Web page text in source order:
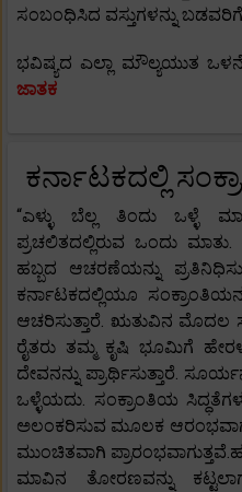
ಸಂಬಂಧಿಸಿದ ವಸ್ತುಗಳನ್ನು
ಭವಿಷ್ಯದ ಎಲ್ಲಾ ಮೌಲ್ಯಯುತ
ಜಾತಕ
ಕರ್ನಾಟಕದಲ್ಲಿ
“ಎಳ್ಳು ಬೆಲ್ಲ ತಿಂದು ಒಳ್ಳೆ
ಪ್ರಚಲಿತದಲ್ಲಿರುವ ಒಂದು
ಹಬ್ಬದ ಆಚರಣೆಯನ್ನು
ಕರ್ನಾಟಕದಲ್ಲಿಯೂ
ಆಚರಿಸುತ್ತಾರೆ. ಋತುವಿನ ಮೊದಲ
ರೈತರು ತಮ್ಮ ಕೃಷಿ ಭೂಮಿಗೆ
ದೇವನನ್ನು ಪ್ರಾರ್ಥಿಸುತ್ತಾರೆ.
ಒಳ್ಳೆಯದು. ಸಂಕ್ರಾಂತಿಯ
ಅಲಂಕರಿಸುವ ಮೂಲಕ
ಮುಂಚಿತವಾಗಿ
ಮಾವಿನ ತೋರಣವನ್ನು